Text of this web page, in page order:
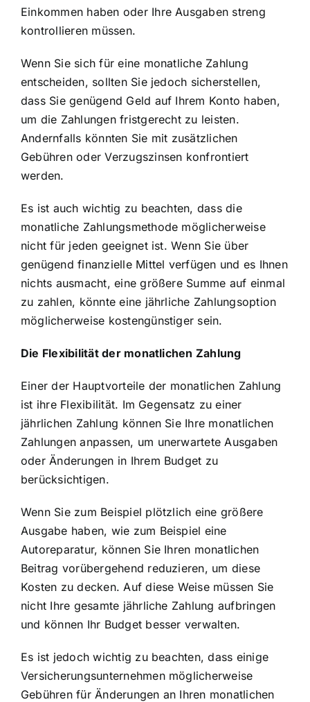
Einkommen haben oder Ihre Ausgaben streng
kontrollieren müssen.
Wenn Sie sich für eine monatliche Zahlung
entscheiden, sollten Sie jedoch sicherstellen,
dass Sie genügend Geld auf Ihrem Konto haben,
um die Zahlungen fristgerecht zu leisten.
Andernfalls könnten Sie mit zusätzlichen
Gebühren oder Verzugszinsen konfrontiert
werden.
Es ist auch wichtig zu beachten, dass die
monatliche Zahlungsmethode möglicherweise
nicht für jeden geeignet ist. Wenn Sie über
genügend finanzielle Mittel verfügen und es Ihnen
nichts ausmacht, eine größere Summe auf einmal
zu zahlen, könnte eine jährliche Zahlungsoption
möglicherweise kostengünstiger sein.
Die Flexibilität der monatlichen Zahlung
Einer der Hauptvorteile der monatlichen Zahlung
ist ihre Flexibilität. Im Gegensatz zu einer
jährlichen Zahlung können Sie Ihre monatlichen
Zahlungen anpassen, um unerwartete Ausgaben
oder Änderungen in Ihrem Budget zu
berücksichtigen.
Wenn Sie zum Beispiel plötzlich eine größere
Ausgabe haben, wie zum Beispiel eine
Autoreparatur, können Sie Ihren monatlichen
Beitrag vorübergehend reduzieren, um diese
Kosten zu decken. Auf diese Weise müssen Sie
nicht Ihre gesamte jährliche Zahlung aufbringen
und können Ihr Budget besser verwalten.
Es ist jedoch wichtig zu beachten, dass einige
Versicherungsunternehmen möglicherweise
Gebühren für Änderungen an Ihren monatlichen